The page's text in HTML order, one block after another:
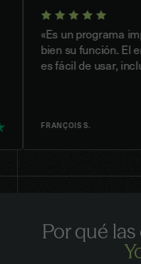
«Es un programa
bien su función. El
es fácil de usar, incluso
FRANÇOIS S.
Por qué